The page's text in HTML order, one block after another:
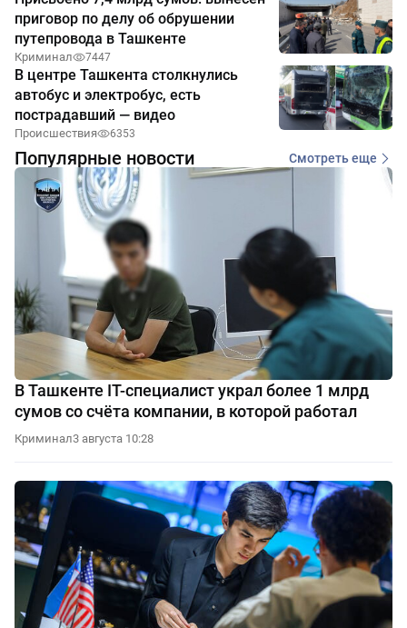
приговор по делу об обрушении
путепровода в Ташкенте
Криминал 7447
В центре Ташкента столкнулись
автобус и электробус, есть
пострадавший — видео
Происшествия 6353
Популярные новости Смотреть еще
В Ташкенте IT-специалист украл более 1 млрд
сумов со счёта компании, в которой работал
Криминал3 августа 10:28